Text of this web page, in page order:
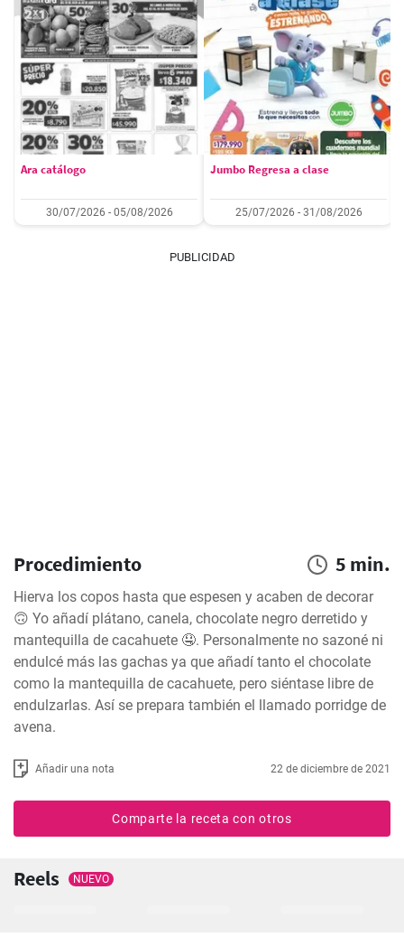
Ara catálogo
30/07/2026 - 05/08/2026
Jumbo Regresa a clase
25/07/2026 - 31/08/2026
PUBLICIDAD
Procedimiento 5 min.
Hierva los copos hasta que espesen y acaben de decorar
🙃 Yo añadí plátano, canela, chocolate negro derretido y
mantequilla de cacahuete 🤤. Personalmente no sazoné ni
endulcé más las gachas ya que añadí tanto el chocolate
como la mantequilla de cacahuete, pero siéntase libre de
endulzarlas. Así se prepara también el llamado porridge de
avena.
Añadir una nota 22 de diciembre de 2021
Comparte la receta con otros
Reels NUEVO